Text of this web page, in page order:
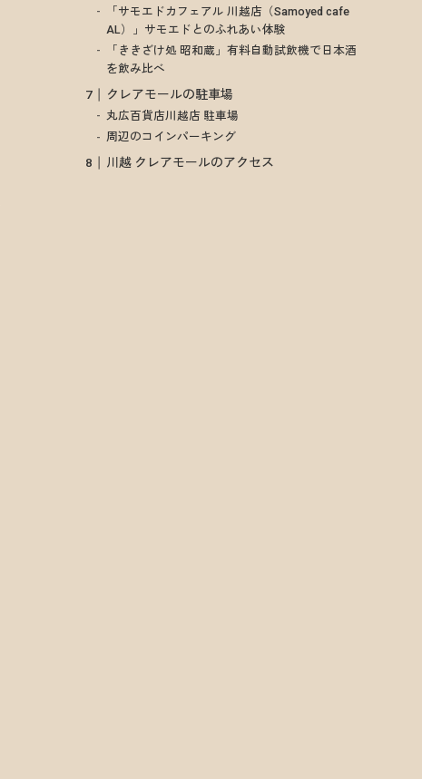
「サモエドカフェアル 川越店（Samoyed cafe
AL）」サモエドとのふれあい体験
「ききざけ処 昭和蔵」有料自動試飲機で日本酒
を飲み比べ
クレアモールの駐車場
丸広百貨店川越店 駐車場
周辺のコインパーキング
川越 クレアモールのアクセス